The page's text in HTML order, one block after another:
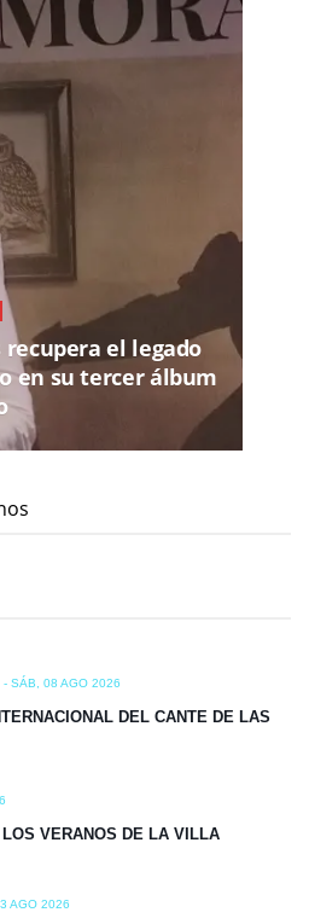
el legado
en su tercer álbum
- SÁB, 08 AGO 2026
DEL CANTE DE LAS
LOS VERANOS DE LA VILLA
AGO 2026